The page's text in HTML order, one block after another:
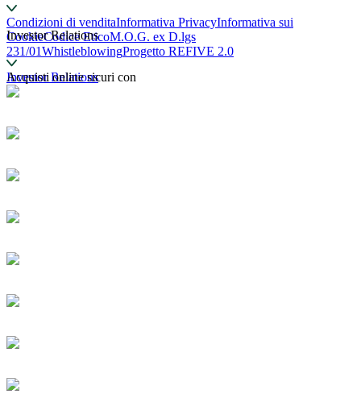
Condizioni di venditaInformativa PrivacyInformativa sui
CookieCodice EticoM.O.G. ex D.lgs
231/01WhistleblowingProgetto REFIVE 2.0
Investor Relations
Investor Relations
Acquisti online sicuri con